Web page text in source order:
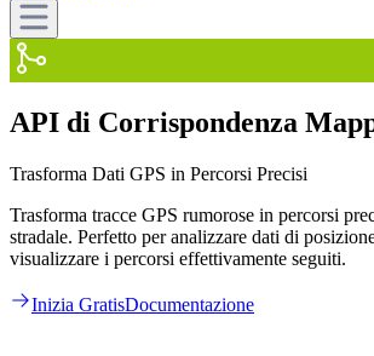
API di Corrispondenza
Trasforma Dati GPS in Percorsi Precisi
Trasforma tracce GPS rumorose in percorsi
stradale. Perfetto per analizzare dati di
visualizzare i percorsi effettivamente seguiti.
Inizia GratisDocumentazione